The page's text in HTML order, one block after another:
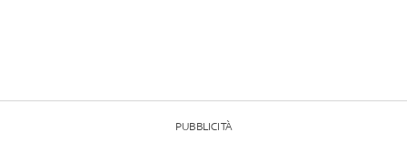
PUBBLICITÀ